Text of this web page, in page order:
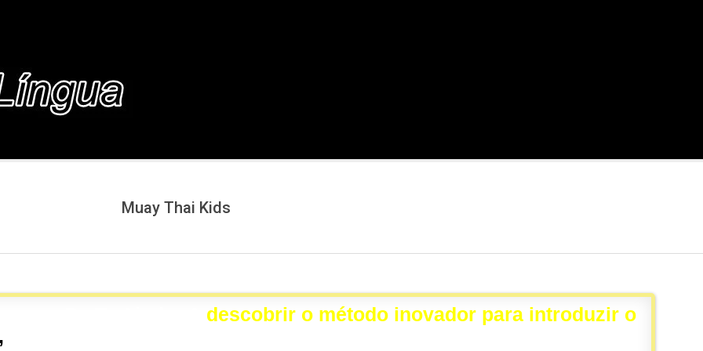
Muay Thai Kids
descobrir o método inovador para introduzir o
,